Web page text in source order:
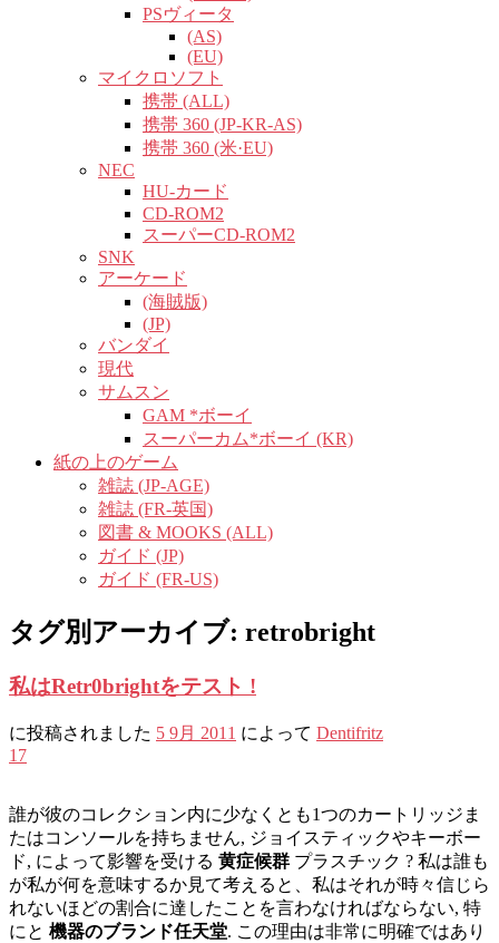
PSヴィータ
(AS)
(EU)
マイクロソフト
携帯 (ALL)
携帯 360 (JP-KR-AS)
携帯 360 (米·EU)
NEC
HU-カード
CD-ROM2
スーパーCD-ROM2
SNK
アーケード
(海賊版)
(JP)
バンダイ
現代
サムスン
GAM *ボーイ
スーパーカム*ボーイ (KR)
紙の上のゲーム
雑誌 (JP-AGE)
雑誌 (FR-英国)
図書 & MOOKS (ALL)
ガイド (JP)
ガイド (FR-US)
タグ別アーカイブ: retrobright
私はRetr0brightをテスト !
に投稿されました 5 9月 2011 によって Dentifritz
17
誰が彼のコレクション内に少なくとも1つのカートリッジま
たはコンソールを持ちません, ジョイスティックやキーボー
ド, によって影響を受ける 黄症候群 プラスチック ? 私は誰も
が私が何を意味するか見て考えると、私はそれが時々信じら
れないほどの割合に達したことを言わなければならない, 特
にと 機器のブランド任天堂. この理由は非常に明確ではあり